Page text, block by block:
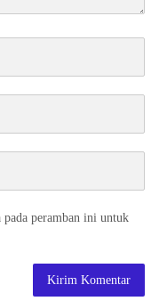
pada peramban ini untuk